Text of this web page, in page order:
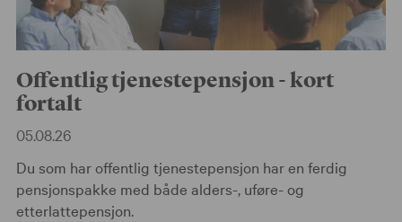
Offentlig tjenestepensjon - kort
fortalt
05.08.26
Du som har offentlig tjenestepensjon har en ferdig
pensjonspakke med både alders-, uføre- og
etterlattepensjon.